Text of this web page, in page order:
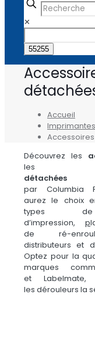
✕
Accueil
Imprimantes
Découvrez les
détachées
par Columbia
aurez le choix
types
d’impression,p
de ré-
distributeurs et
Optez pour la
marques
et
les dérouleurs la